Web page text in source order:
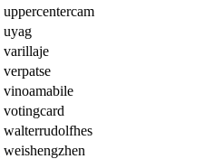
uppercentercam
uyag
varillaje
verpatse
vinoamabile
votingcard
walterrudolfhes
weishengzhen